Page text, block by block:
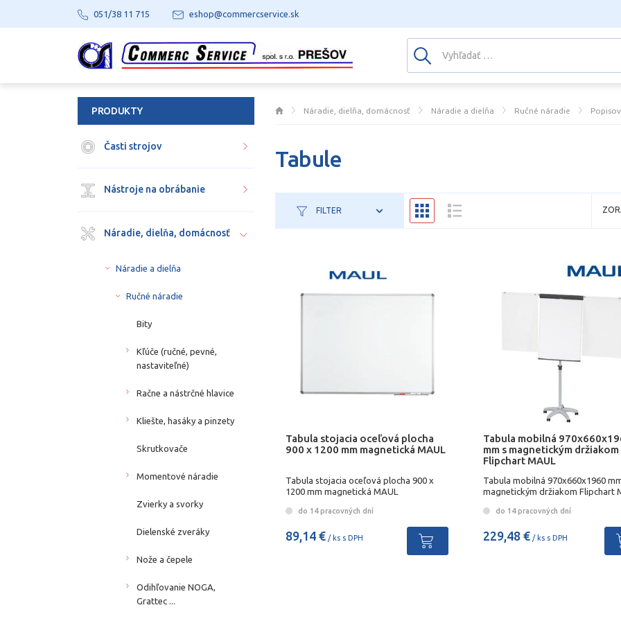
Náradie, dielňa, domácnosť Náradie a dielňa Ručné náradie
Tabule
FILTER
Tabula stojacia oceľová plocha
900 x 1200 mm magnetická MAUL
Tabula stojacia oceľová plocha 900 x
1200 mm magnetická MAUL
do 14 pracovných dní
89,14 € / ks s DPH
Tabula mobilná
mm s magnetickým držiakom
Flipchart MAUL
Tabula mobilná 970x660x1960
magnetickým držiakom Flipchart
do 14 pracovných dní
229,48 €/ ks s DPH
PRODUKTY
Časti strojov
Nástroje na obrábanie
Náradie, dielňa, domácnosť
Náradie a dielňa
Ručné náradie
Bity
Kľúče (ručné, pevné,
nastaviteľné)
Račne a nástrčné hlavice
Kliešte, hasáky a pinzety
Skrutkovače
Momentové náradie
Zvierky a svorky
Dielenské zveráky
Nože a čepele
Odihľovanie NOGA,
Grattec ...
051/38 11 715 eshop@commercservice.sk